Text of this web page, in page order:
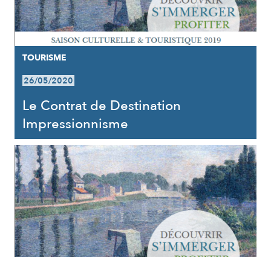
TOURISME
26/05/2020
Le Contrat de Destination
Impressionnisme